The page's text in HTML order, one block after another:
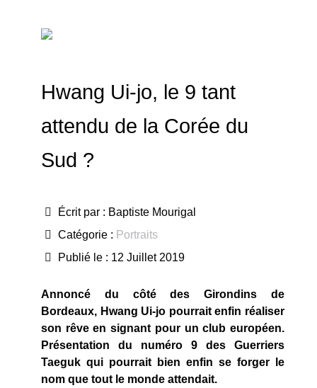
Hwang Ui-jo, le 9 tant
attendu de la Corée du
Sud ?
Écrit par : Baptiste Mourigal
Catégorie : Portraits
Publié le : 12 Juillet 2019
Annoncé du côté des Girondins de
Bordeaux, Hwang Ui-jo pourrait enfin réaliser
son rêve en signant pour un club européen.
Présentation du numéro 9 des Guerriers
Taeguk qui pourrait bien enfin se forger le
nom que tout le monde attendait.